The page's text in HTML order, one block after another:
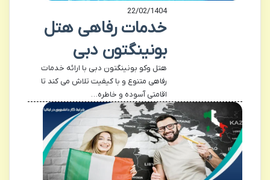
22/02/1404
خدمات رفاهی هتل
بونینگتون دبی
هتل وکو بونینگتون دبی با ارائه خدمات
رفاهی متنوع و با کیفیت تلاش می کند تا
اقامتی آسوده و خاطره…